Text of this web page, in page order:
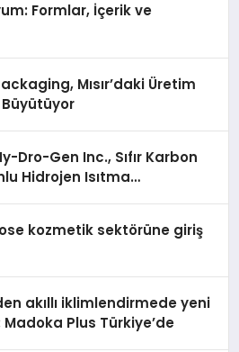
Formlar, İçerik ve
Mısır’daki Üretim
Dro-Gen Inc., Sıfır Karbon
Hidrojen Isıtma
kozmetik sektörüne giriş
akıllı iklimlendirmede yeni
Plus Türkiye’de